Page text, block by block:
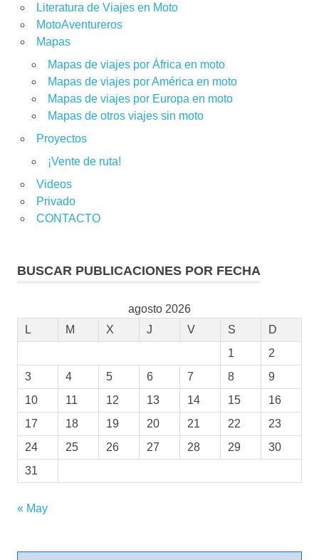
Literatura de Viajes en Moto
MotoAventureros
Mapas
Mapas de viajes por África en moto
Mapas de viajes por América en moto
Mapas de viajes por Europa en moto
Mapas de otros viajes sin moto
Proyectos
¡Vente de ruta!
Videos
Privado
CONTACTO
BUSCAR PUBLICACIONES POR FECHA
agosto 2026
L
M X J V S
D
1
2
3
4 5 6 7 8
9
10
11 12 13 14 15
16
17
18 19 20 21 22
23
24
25 26 27 28 29
30
31
« May